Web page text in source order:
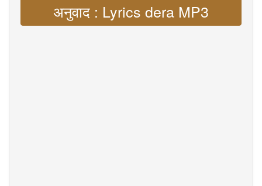
अनुवाद : Lyrics dera MP3